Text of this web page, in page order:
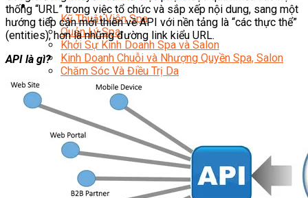
Sắc Đẹp
Kỹ Thuật Viên Spa
Quản Lý Spa
Khởi Sự Kinh Doanh Spa và Salon
Kinh Doanh Chuỗi và Nhượng Quyền Spa, Salon
Chăm Sóc Và Điều Trị Da
Chuyên Viên Trang Điểm
Trang Điểm Cô Dâu
Phun Xăm Thẩm Mỹ
Kỹ Thuật Tạo Sợi Hairstroke
Barber Chuyên Nghiệp
Kỹ Thuật Chải Bới Tóc Chuyên Nghiệp
Quản Lý Hair Salon Chuyên Nghiệp
Nối Mi Chuyên Nghiệp
Quản Lý Nail Salon Chuyên Nghiệp
thống “URL” trong việc tổ chức và sắp xếp nội dung, sang một
hướng tiếp cận mới thiên về API với nền tảng là “các thực thể”
(entities), hơn là những đường link kiểu URL.
API là gì?